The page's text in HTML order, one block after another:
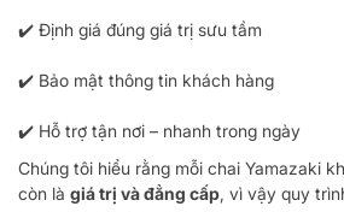
✔️ Định giá đúng giá trị sưu tầm
✔️ Bảo mật thông tin khách hàng
✔️ Hỗ trợ tận nơi – nhanh trong ngày
Chúng tôi hiểu rằng mỗi chai Yamazaki
còn là giá trị và đẳng cấp, vì vậy quy